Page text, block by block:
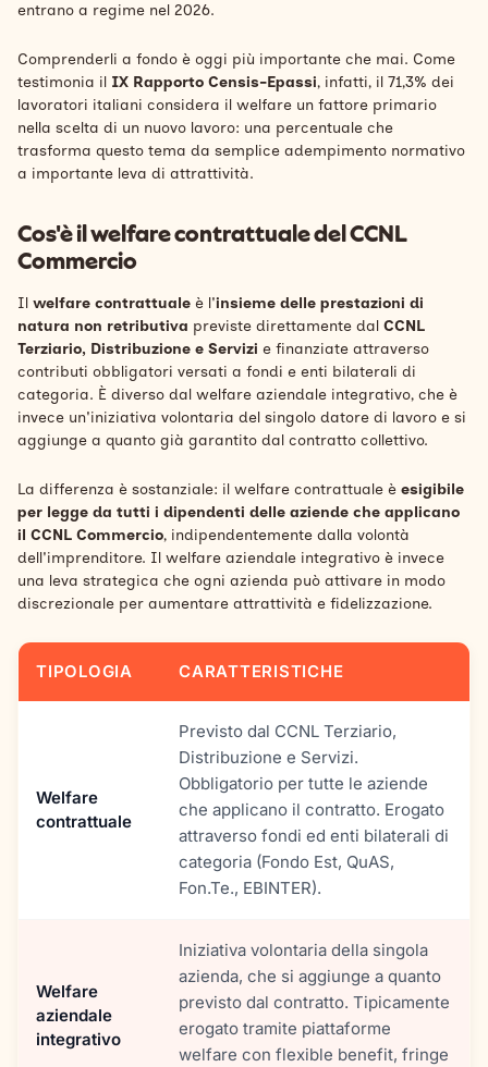
entrano a regime nel 2026.
Comprenderli a fondo è oggi più importante che mai. Come
testimonia il IX Rapporto Censis-Epassi, infatti, il 71,3% dei
lavoratori italiani considera il welfare un fattore primario
nella scelta di un nuovo lavoro: una percentuale che
trasforma questo tema da semplice adempimento normativo
a importante leva di attrattività.
Cos'è il welfare contrattuale del CCNL
Commercio
Il welfare contrattuale è l'insieme delle prestazioni di
natura non retributiva previste direttamente dal CCNL
Terziario, Distribuzione e Servizi e finanziate attraverso
contributi obbligatori versati a fondi e enti bilaterali di
categoria. È diverso dal welfare aziendale integrativo, che è
invece un'iniziativa volontaria del singolo datore di lavoro e si
aggiunge a quanto già garantito dal contratto collettivo.
La differenza è sostanziale: il welfare contrattuale è esigibile
per legge da tutti i dipendenti delle aziende che applicano
il CCNL Commercio, indipendentemente dalla volontà
dell'imprenditore. Il welfare aziendale integrativo è invece
una leva strategica che ogni azienda può attivare in modo
discrezionale per aumentare attrattività e fidelizzazione.
TIPOLOGIA CARATTERISTICHE
Welfare
contrattuale
Previsto dal CCNL Terziario,
Distribuzione e Servizi.
Obbligatorio per tutte le aziende
che applicano il contratto. Erogato
attraverso fondi ed enti bilaterali di
categoria (Fondo Est, QuAS,
Fon.Te., EBINTER).
Welfare
aziendale
integrativo
Iniziativa volontaria della singola
azienda, che si aggiunge a quanto
previsto dal contratto. Tipicamente
erogato tramite piattaforme
welfare con flexible benefit, fringe